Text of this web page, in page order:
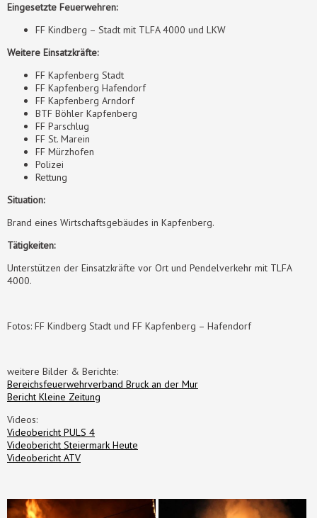
Eingesetzte Feuerwehren:
FF Kindberg – Stadt mit TLFA 4000 und LKW
Weitere Einsatzkräfte:
FF Kapfenberg Stadt
FF Kapfenberg Hafendorf
FF Kapfenberg Arndorf
BTF Böhler Kapfenberg
FF Parschlug
FF St. Marein
FF Mürzhofen
Polizei
Rettung
Situation:
Brand eines Wirtschaftsgebäudes in Kapfenberg.
Tätigkeiten:
Unterstützen der Einsatzkräfte vor Ort und Pendelverkehr mit TLFA
4000.
Fotos: FF Kindberg Stadt und FF Kapfenberg – Hafendorf
weitere Bilder & Berichte:
Bereichsfeuerwehrverband Bruck an der Mur
Bericht Kleine Zeitung
Videos:
Videobericht PULS 4
Videobericht Steiermark Heute
Videobericht ATV